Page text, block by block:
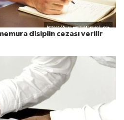
disiplin cezası verilir